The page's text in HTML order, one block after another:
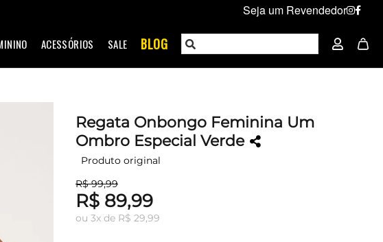
Seja um Revendedor
ACESSÓRIOS SALE BLOG
Regata Onbongo Feminina Um
Ombro Especial Verde
Produto original
R$ 99,99
R$ 89,99
ou 3x de R$ 29,99